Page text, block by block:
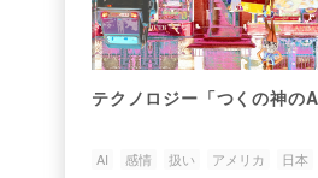
テクノロジー「つくの神の
AI 感情 扱い アメリカ 日本